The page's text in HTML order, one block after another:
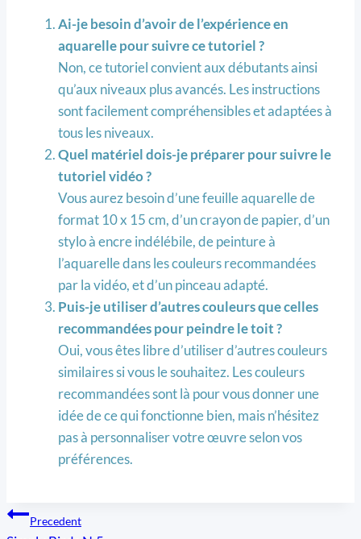
Ai-je besoin d’avoir de l’expérience en
aquarelle pour suivre ce tutoriel ?
Non, ce tutoriel convient aux débutants ainsi
qu’aux niveaux plus avancés. Les instructions
sont facilement compréhensibles et adaptées à
tous les niveaux.
Quel matériel dois-je préparer pour suivre le
tutoriel vidéo ?
Vous aurez besoin d’une feuille aquarelle de
format 10 x 15 cm, d’un crayon de papier, d’un
stylo à encre indélébile, de peinture à
l’aquarelle dans les couleurs recommandées
par la vidéo, et d’un pinceau adapté.
Puis-je utiliser d’autres couleurs que celles
recommandées pour peindre le toit ?
Oui, vous êtes libre d’utiliser d’autres couleurs
similaires si vous le souhaitez. Les couleurs
recommandées sont là pour vous donner une
idée de ce qui fonctionne bien, mais n’hésitez
pas à personnaliser votre œuvre selon vos
préférences.
Navigation
Precedent